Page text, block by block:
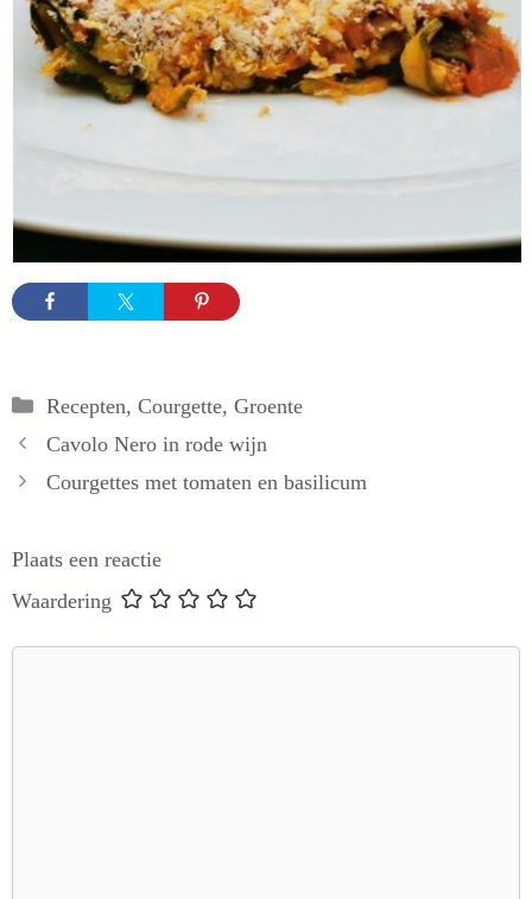
Categorieën
Recepten, Courgette, Groente
Cavolo Nero in rode wijn
Courgettes met tomaten en basilicum
Plaats een reactie
Waardering